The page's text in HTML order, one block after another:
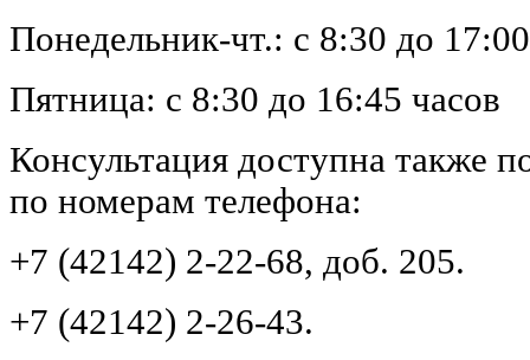
Понедельник-чт.: с 8:30 до
Пятница: с 8:30 до 16:45 часов
Консультация доступна также
по номерам телефона:
+7 (42142) 2-22-68, доб. 205.
+7 (42142) 2-26-43.